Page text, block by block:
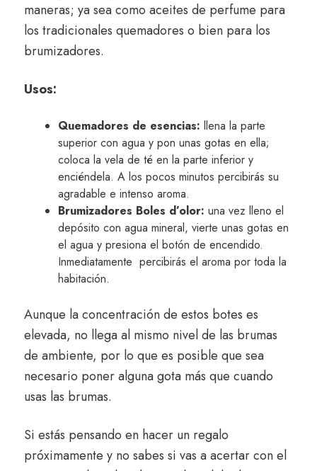
maneras; ya sea como aceites de perfume para
los tradicionales quemadores o bien para los
brumizadores.
Usos:
Quemadores de esencias: llena la parte
superior con agua y pon unas gotas en ella;
coloca la vela de té en la parte inferior y
enciéndela. A los pocos minutos percibirás su
agradable e intenso aroma.
Brumizadores Boles d’olor: una vez lleno el
depósito con agua mineral, vierte unas gotas en
el agua y presiona el botón de encendido.
Inmediatamente percibirás el aroma por toda la
habitación.
Aunque la concentración de estos botes es
elevada, no llega al mismo nivel de las brumas
de ambiente, por lo que es posible que sea
necesario poner alguna gota más que cuando
usas las brumas.
Si estás pensando en hacer un regalo
próximamente y no sabes si vas a acertar con el